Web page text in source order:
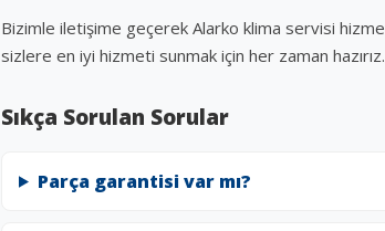
Bizimle iletişime geçerek Alarko klima servisi
sizlere en iyi hizmeti sunmak için her zaman hazırız.
Sıkça Sorulan Sorular
Parça garantisi var mı?